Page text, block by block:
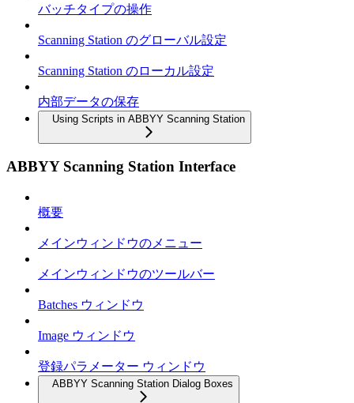
バッチタイプの操作
Scanning Station のグローバル設定
Scanning Station のローカル設定
内部データの保存
Using Scripts in ABBYY Scanning Station
ABBYY Scanning Station Interface
概要
メインウィンドウのメニュー
メインウィンドウのツールバー
Batches ウィンドウ
Image ウィンドウ
登録パラメーター ウィンドウ
ABBYY Scanning Station Dialog Boxes